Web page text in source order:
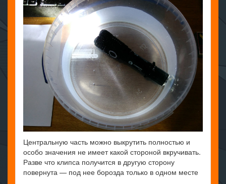
Центральную часть можно выкрутить полностью и
особо значения не имеет какой стороной вкручивать.
Разве что клипса получится в другую сторону
повернута — под нее борозда только в одном месте